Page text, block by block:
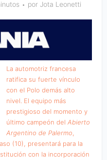
por Jota Leonetti
La automotriz francesa
ratifica su fuerte vínculo
con el Polo demás alto
nivel. El equipo más
prestigioso del momento y
último campeón delAbierto
Argentino de Palermo
(10), presentará para la
con la incorporación